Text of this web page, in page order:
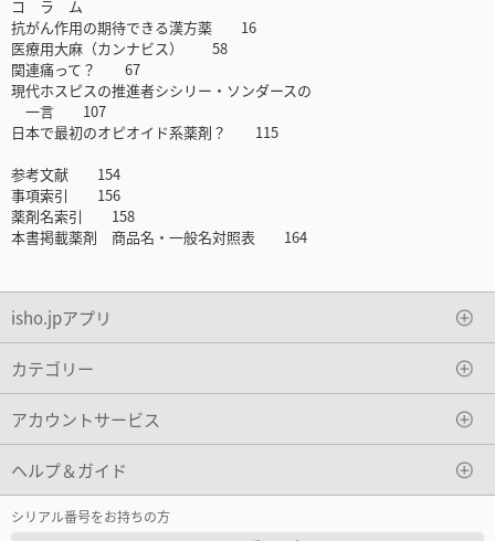
コ ラ ム
抗がん作用の期待できる漢方薬 16
医療用大麻（カンナビス） 58
関連痛って？ 67
現代ホスピスの推進者シシリー・ソンダースの
一言 107
日本で最初のオピオイド系薬剤？ 115
参考文献 154
事項索引 156
薬剤名索引 158
本書掲載薬剤 商品名・一般名対照表 164
isho.jpアプリ
カテゴリー
アカウントサービス
ヘルプ＆ガイド
シリアル番号をお持ちの方